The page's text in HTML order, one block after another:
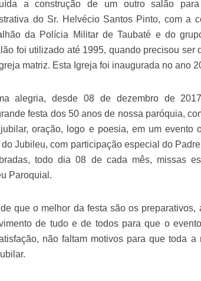
a construção de um outro salão
do Sr. Helvécio Santos Pinto, com a
da Polícia Militar de Taubaté e do
foi utilizado até 1995, quando precisou ser
matriz. Esta Igreja foi inaugurada no ano
alegria, desde 08 de dezembro de
festa dos 50 anos de nossa paróquia,
oração, logo e poesia, em um evento
Jubileu, com participação especial do
todo dia 08 de cada mês, missas
Paroquial.
que o melhor da festa são os preparativos,
de tudo e de todos para que o
não faltam motivos para que toda a